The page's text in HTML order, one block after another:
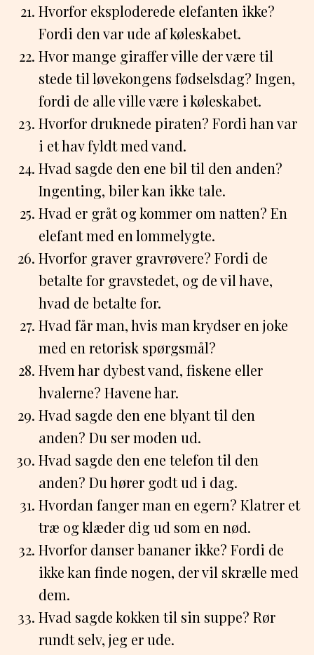
Hvorfor eksploderede elefanten ikke?
Fordi den var ude af køleskabet.
Hvor mange giraffer ville der være til
stede til løvekongens fødselsdag? Ingen,
fordi de alle ville være i køleskabet.
Hvorfor druknede piraten? Fordi han var
i et hav fyldt med vand.
Hvad sagde den ene bil til den anden?
Ingenting, biler kan ikke tale.
Hvad er gråt og kommer om natten? En
elefant med en lommelygte.
Hvorfor graver gravrøvere? Fordi de
betalte for gravstedet, og de vil have,
hvad de betalte for.
Hvad får man, hvis man krydser en joke
med en retorisk spørgsmål?
Hvem har dybest vand, fiskene eller
hvalerne? Havene har.
Hvad sagde den ene blyant til den
anden? Du ser moden ud.
Hvad sagde den ene telefon til den
anden? Du hører godt ud i dag.
Hvordan fanger man en egern? Klatrer et
træ og klæder dig ud som en nød.
Hvorfor danser bananer ikke? Fordi de
ikke kan finde nogen, der vil skrælle med
dem.
Hvad sagde kokken til sin suppe? Rør
rundt selv, jeg er ude.